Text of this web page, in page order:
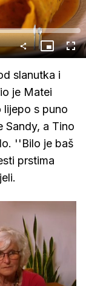
Slika
u
slanutka i
je Matei
s puno
Sandy, a Tino
''Bilo je baš
prstima